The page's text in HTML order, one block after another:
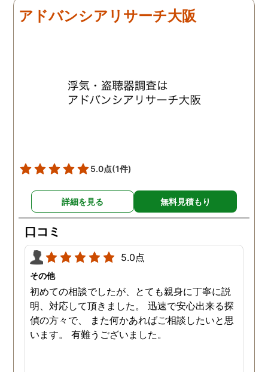
査は簡単だったようです。
4日ほど調査報告書もまと
人が頻繁に会っているお店
などが分かりました。
り、家の中でもケータイ
肌身離さず持っていたり
覗いたり、パソコンを開
たりすると、フェイスブ
クのメッセージでのやり
と一緒にいる現場を抑え
ことはどうしてもできず
探偵事務所へ相談しまし
明な写真が添付された報
モなどもあり、金額はか
りましたが利用してよか
たと思っています。
アドバンシアリサーチ大阪
5.0点(1件)
詳細を見る 無料見積もり
口コミ
5.0点
その他
初めての相談でしたが、とても親身に丁寧に説
明、対応して頂きました。 迅速で安心出来る探
偵の方々で、 また何かあればご相談したいと思
います。 有難うございました。